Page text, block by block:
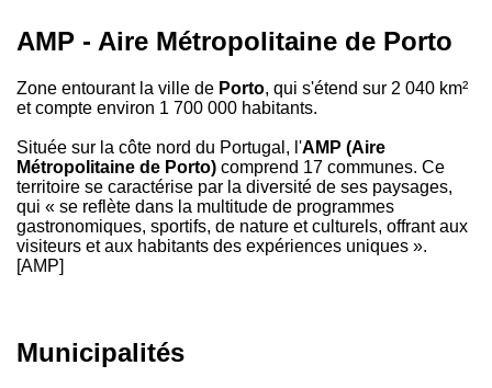
AMP - Aire Métropolitaine de Porto
Zone entourant la ville de Porto, qui s'étend sur 2 040 km²
et compte environ 1 700 000 habitants.
Située sur la côte nord du Portugal, l'AMP (Aire
Métropolitaine de Porto) comprend 17 communes. Ce
territoire se caractérise par la diversité de ses paysages,
qui « se reflète dans la multitude de programmes
gastronomiques, sportifs, de nature et culturels, offrant aux
visiteurs et aux habitants des expériences uniques ».
[AMP]
Municipalités